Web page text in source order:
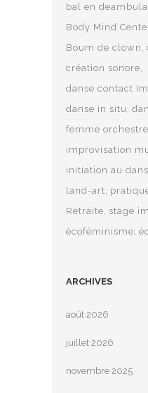
bal en
Body Mind
Boum de clown
création sonore
danse contact
danse in situ
femme orchestre
improvisation
initiation au
land-art
Retraite stage
écoféminisme
ARCHIVES
août 2026
juillet 2026
novembre 2025